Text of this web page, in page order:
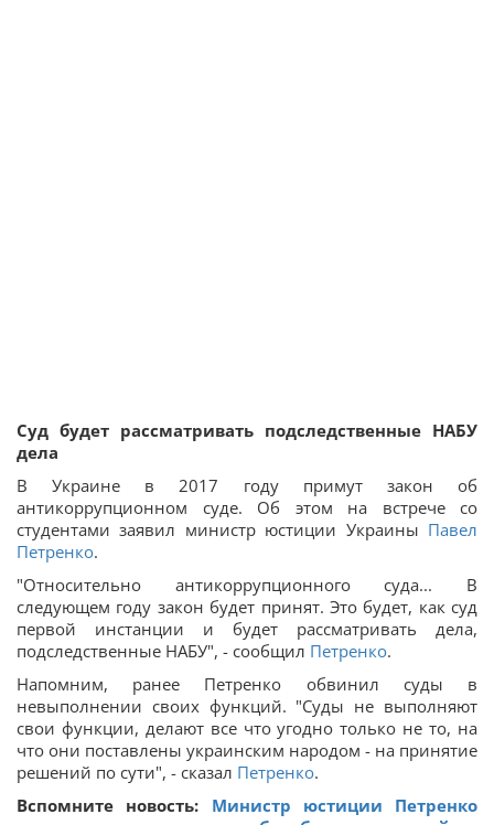
Суд будет рассматривать подследственные НАБУ
дела
В Украине в 2017 году примут закон об
антикоррупционном суде. Об этом на встрече со
студентами заявил министр юстиции Украины Павел
Петренко.
"Относительно антикоррупционного суда... В
следующем году закон будет принят. Это будет, как суд
первой инстанции и будет рассматривать дела,
подследственные НАБУ", - сообщил Петренко.
Напомним, ранее Петренко обвинил суды в
невыполнении своих функций. "Суды не выполняют
свои функции, делают все что угодно только не то, на
что они поставлены украинским народом - на принятие
решений по сути", - сказал Петренко.
Вспомните новость: Министр юстиции Петренко